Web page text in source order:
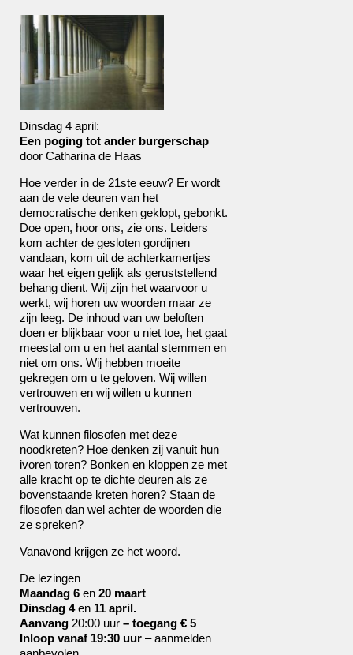
Dinsdag 4 april:
Een poging tot ander burgerschap
door Catharina de Haas
Hoe verder in de 21ste eeuw? Er wordt
aan de vele deuren van het
democratische denken geklopt, gebonkt.
Doe open, hoor ons, zie ons. Leiders
kom achter de gesloten gordijnen
vandaan, kom uit de achterkamertjes
waar het eigen gelijk als geruststellend
behang dient. Wij zijn het waarvoor u
werkt, wij horen uw woorden maar ze
zijn leeg. De inhoud van uw beloften
doen er blijkbaar voor u niet toe, het gaat
meestal om u en het aantal stemmen en
niet om ons. Wij hebben moeite
gekregen om u te geloven. Wij willen
vertrouwen en wij willen u kunnen
vertrouwen.
Wat kunnen filosofen met deze
noodkreten? Hoe denken zij vanuit hun
ivoren toren? Bonken en kloppen ze met
alle kracht op te dichte deuren als ze
bovenstaande kreten horen? Staan de
filosofen dan wel achter de woorden die
ze spreken?
Vanavond krijgen ze het woord.
De lezingen
Maandag 6 en 20 maart
Dinsdag 4en 11 april.
Aanvang 20:00 uur – toegang € 5
Inloop vanaf 19:30 uur – aanmelden